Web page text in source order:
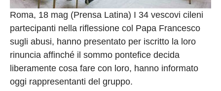
Roma, 18 mag (Prensa Latina) I 34 vescovi cileni
partecipanti nella riflessione col Papa Francesco
sugli abusi, hanno presentato per iscritto la loro
rinuncia affinché il sommo pontefice decida
liberamente cosa fare con loro, hanno informato
oggi rappresentanti del gruppo.